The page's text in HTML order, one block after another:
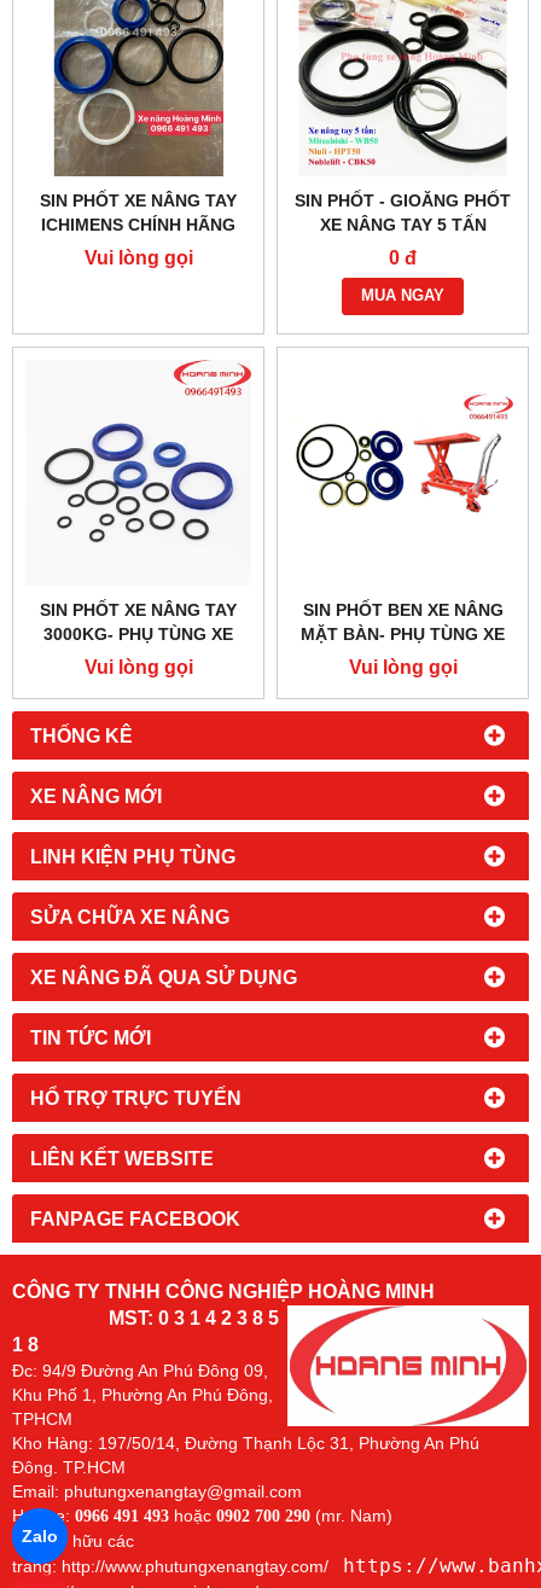
THỐNG KÊ
XE NÂNG MỚI
LINH KIỆN PHỤ TÙNG
SỬA CHỮA XE NÂNG
XE NÂNG ĐÃ QUA SỬ DỤNG
TIN TỨC MỚI
HỔ TRỢ TRỰC TUYẾN
LIÊN KẾT WEBSITE
FANPAGE FACEBOOK
SIN PHỐT XE NÂNG TAY
ICHIMENS CHÍNH HÃNG
Vui lòng gọi
SIN PHỐT - GIOĂNG PHỐT
XE NÂNG TAY 5 TẤN
0 đ
MUA NGAY
SIN PHỐT XE NÂNG TAY
3000KG- PHỤ TÙNG XE
NÂNG TAY
Vui lòng gọi
SIN PHỐT BEN XE NÂNG
MẶT BÀN- PHỤ TÙNG XE
NÂNG TAY
Vui lòng gọi
CÔNG TY TNHH CÔNG NGHIỆP HOÀNG MINH
MST: 0 3 1 4 2 3 8 5
1 8
Đc: 94/9 Đường An Phú Đông 09,
Khu Phố 1, Phường An Phú Đông,
TPHCM
Kho Hàng: 197/50/14, Đường Thạnh Lộc 31, Phường An Phú
Đông. TP.HCM
Email: phutungxenangtay@gmail.com
Hotline: 0966 491 493 hoặc 0902 700 290 (mr. Nam)
Chủ sở hữu các
trang: http://www.phutungxenangtay.com/ https://
Zalo